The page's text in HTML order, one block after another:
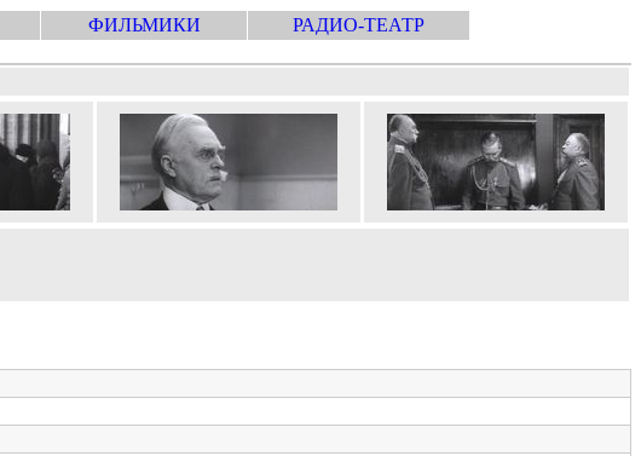
ФИЛЬМИКИ РАДИО-ТЕАТР